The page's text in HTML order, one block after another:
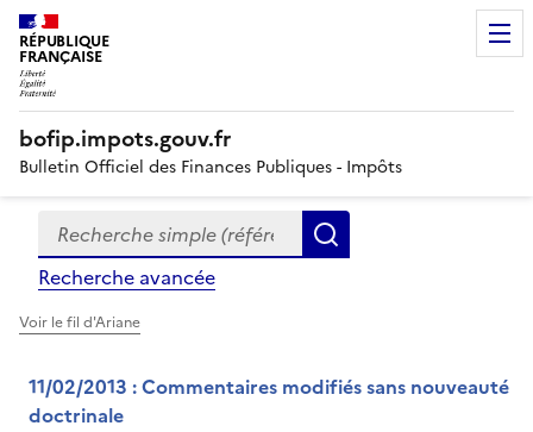
RÉPUBLIQUE
FRANÇAISE
bofip.impots.gouv.fr
Bulletin Officiel des Finances Publiques - Impôts
Formulaire
de
recherche
Recherche simple (références, mots clés, partie du
Recherche avancée
Voir le fil d'Ariane
11/02/2013 : Commentaires modifiés sans nouveauté
doctrinale